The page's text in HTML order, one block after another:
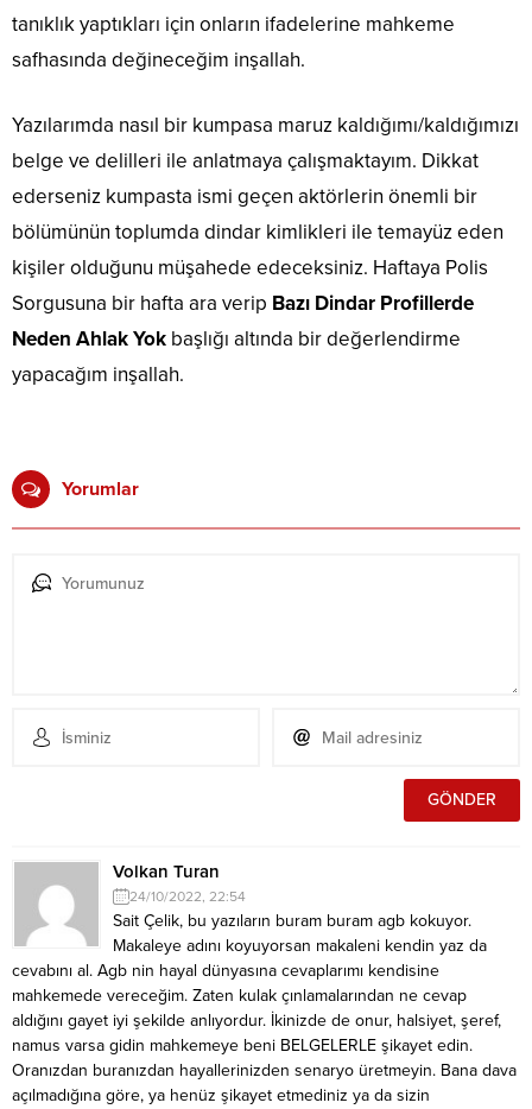
tanıklık yaptıkları için onların ifadelerine mahkeme
safhasında değineceğim inşallah.
Yazılarımda nasıl bir kumpasa maruz kaldığımı/kaldığımızı
belge ve delilleri ile anlatmaya çalışmaktayım. Dikkat
ederseniz kumpasta ismi geçen aktörlerin önemli bir
bölümünün toplumda dindar kimlikleri ile temayüz eden
kişiler olduğunu müşahede edeceksiniz. Haftaya Polis
Sorgusuna bir hafta ara verip Bazı Dindar Profillerde
Neden Ahlak Yok başlığı altında bir değerlendirme
yapacağım inşallah.
Yorumlar
Volkan Turan
24/10/2022, 22:54
Sait Çelik, bu yazıların buram buram agb kokuyor.
Makaleye adını koyuyorsan makaleni kendin yaz da
cevabını al. Agb nin hayal dünyasına cevaplarımı kendisine
mahkemede vereceğim. Zaten kulak çınlamalarından ne cevap
aldığını gayet iyi şekilde anlıyordur. İkinizde de onur, halsiyet, şeref,
namus varsa gidin mahkemeye beni BELGELERLE şikayet edin.
Oranızdan buranızdan hayallerinizden senaryo üretmeyin. Bana dava
açılmadığına göre, ya henüz şikayet etmediniz ya da sizin